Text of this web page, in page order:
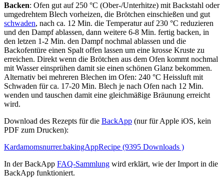
Backen: Ofen gut auf 250 °C (Ober-/Unterhitze) mit Backstahl oder
umgedrehtem Blech vorheizen, die Brötchen einschießen und gut
schwaden, nach ca. 12 Min. die Temperatur auf 230 °C reduzieren
und den Dampf ablassen, dann weitere 6-8 Min. fertig backen, in
den letzen 1-2 Min. den Dampf nochmal ablassen und die
Backofentüre einen Spalt offen lassen um eine krosse Kruste zu
erreichen. Direkt wenn die Brötchen aus dem Ofen kommt nochmal
mit Wasser einsprühen damit sie einen schönen Glanz bekommen.
Alternativ bei mehreren Blechen im Ofen: 240 °C Heissluft mit
Schwaden für ca. 17-20 Min. Blech je nach Ofen nach 12 Min.
wenden und tauschen damit eine gleichmäßige Bräunung erreicht
wird.
Download des Rezepts für die BackApp (nur für Apple iOS, kein
PDF zum Drucken):
Kardamomsnurrer.bakingAppRecipe (9395 Downloads )
In der BackApp FAQ-Sammlung wird erklärt, wie der Import in die
BackApp funktioniert.